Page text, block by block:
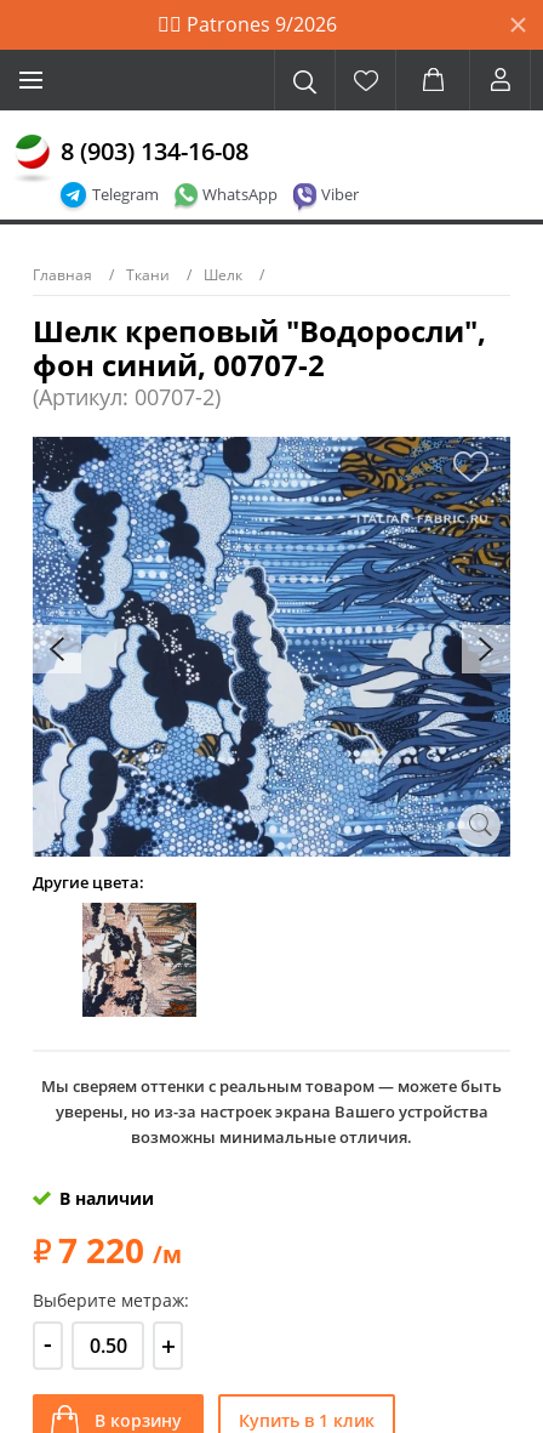
🙋‍♀️ Patrones 9/2026
Telegram WhatsApp Viber
8 (903) 134-16-08
Главная Ткани Шелк
Шелк креповый "Водоросли",
фон синий, 00707-2
(Артикул: 00707-2)
Другие цвета:
Мы сверяем оттенки с реальным товаром — можете быть
уверены, но из-за настроек экрана Вашего устройства
возможны минимальные отличия.
В наличии
7 220 /м
Выберите метраж:
- +
В корзину Купить в 1 клик